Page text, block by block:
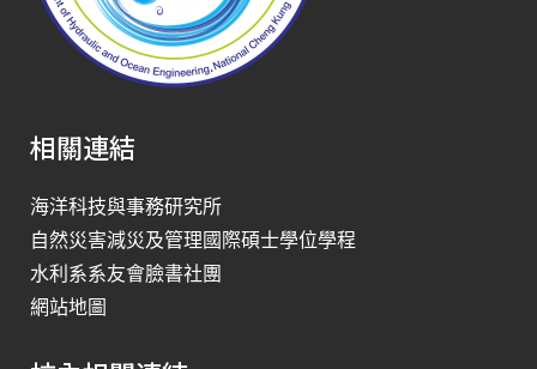
相關連結
海洋科技與事務研究所
自然災害減災及管理國際碩士學位學程
水利系系友會臉書社團
網站地圖